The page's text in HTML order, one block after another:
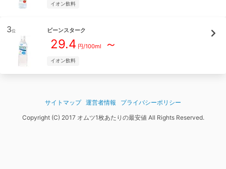
イオン飲料
3位 ビーンスターク
29.4 円/100ml ～
イオン飲料
サイトマップ 運営者情報
プライバシーポリシー
Copyright (C) 2017 オムツ1枚あたりの最安値 All Rights Reserved.